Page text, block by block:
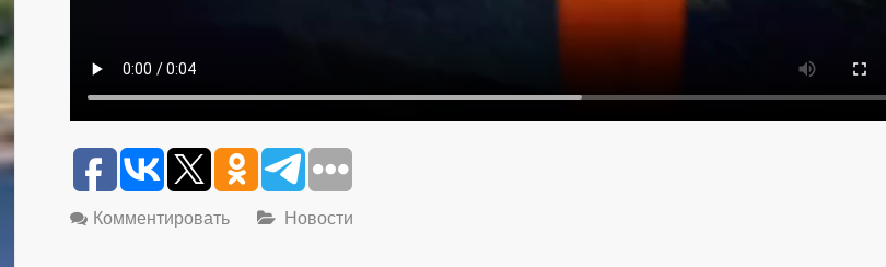
Комментировать Новости